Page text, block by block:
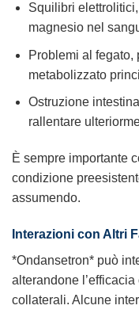
Squilibri
magnesio nel
Problemi al
metabolizzato
Ostruzione
rallentare
È sempre importante
condizione
assumendo.
Interazioni con Altri
*Ondansetron* può
alterandone
collaterali. Alcune